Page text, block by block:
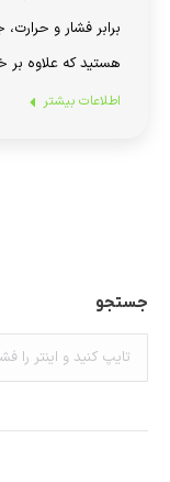
برابر فشار و
هستید که علاوه
اطلاعات بیشتر
جستجو
جستجو: